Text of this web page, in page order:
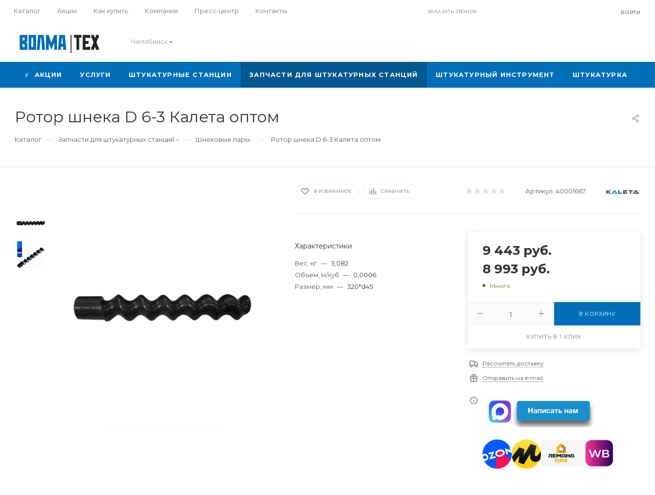
Каталог Акции Как купить Компания Пресс-центр Контакты ЗАКАЗАТЬ ЗВОНОК ВОЙТИ
Челябинск
АКЦИИ УСЛУГИ ШТУКАТУРНЫЕ СТАНЦИИ ЗАПЧАСТИ ДЛЯ ШТУКАТУРНЫХ СТАНЦИЙ ШТУКАТУРНЫЙ ИНСТРУМЕНТ ШТУКАТУРКА
Ротор шнека D 6-3 Калета оптом
Каталог — Запчасти для штукатурных станций — Шнековые пары — Ротор шнека D 6-3 Калета оптом
В ИЗБРАННОЕ СРАВНИТЬ Артикул: 40001667
Характеристики
Вес, кг — 3,082
Объем, м/куб — 0,0006
Размер, мм — 320*d45
9 443 руб.
8 993 руб.
Много
В КОРЗИНУ
КУПИТЬ В 1 КЛИК
Рассчитать доставку
Отправить на e-mail